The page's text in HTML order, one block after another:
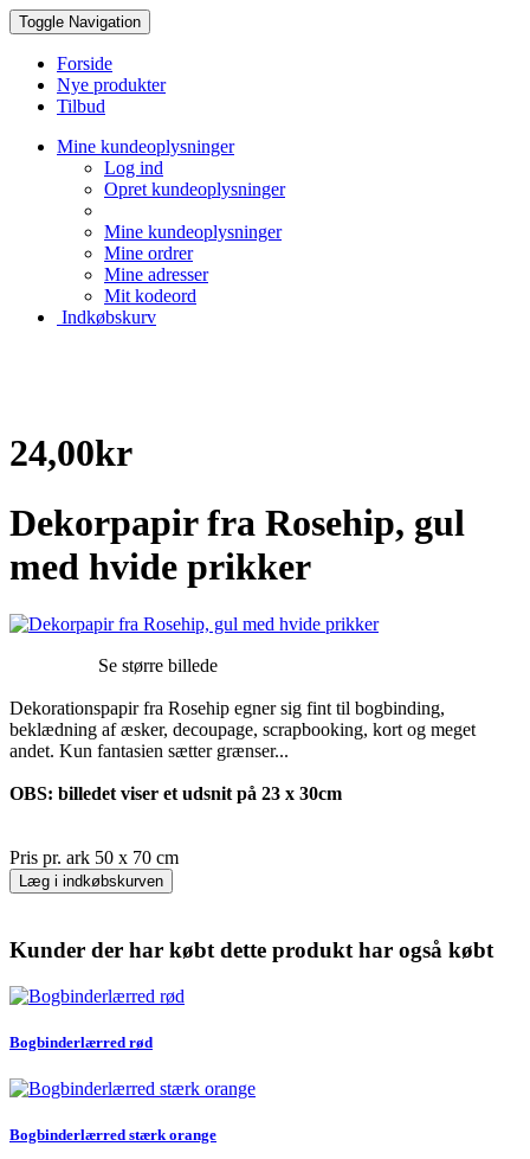
Toggle Navigation
Forside
Nye produkter
Tilbud
Mine kundeoplysninger
Log ind
Opret kundeoplysninger
Mine kundeoplysninger
Mine ordrer
Mine adresser
Mit kodeord
Indkøbskurv
24,00kr
Dekorpapir fra Rosehip, gul
med hvide prikker
Se større billede
Dekorationspapir fra Rosehip egner sig fint til bogbinding,
beklædning af æsker, decoupage, scrapbooking, kort og meget
andet. Kun fantasien sætter grænser...
OBS: billedet viser et udsnit på 23 x 30cm
Pris pr. ark 50 x 70 cm
Læg i indkøbskurven
Kunder der har købt dette produkt har også købt
Bogbinderlærred rød
Bogbinderlærred stærk orange